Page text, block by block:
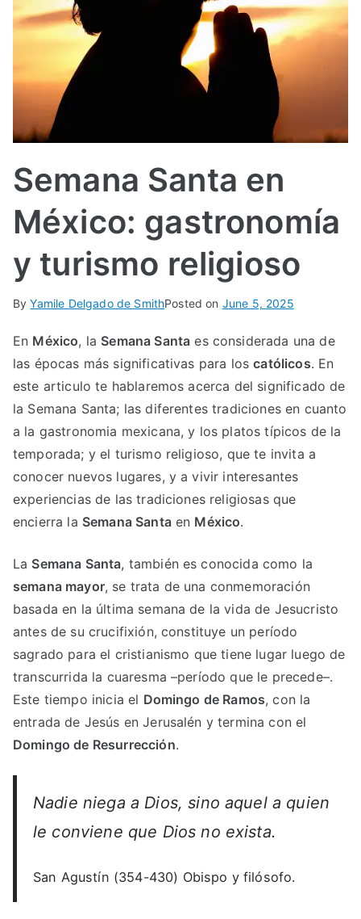
IN
TE
G
R
L
Semana Santa en
México: gastronomía
y turismo religioso
ByYamile Delgado de SmithPosted on June 5, 2025
En México, la Semana Santa es considerada una de
las épocas más significativas para loscatólicos. En
este articulo te hablaremos acerca del significado de
la Semana Santa; las diferentes tradiciones en cuanto
a la gastronomia mexicana, y los platos típicos de la
temporada; y el turismo religioso, que te invita a
conocer nuevos lugares, y a vivir interesantes
experiencias de las tradiciones religiosas que
encierra la Semana Santaen México.
La Semana Santa, también es conocida como la
semana mayor, se trata de una conmemoración
basada en la última semana de la vida de Jesucristo
antes de su crucifixión, constituye un período
sagrado para el cristianismo que tiene lugar luego de
transcurrida la cuaresma –período que le precede–.
Este tiempo inicia el Domingo de Ramos, con la
entrada de Jesús en Jerusalén y termina con el
Domingo de Resurrección.
Nadie niega a Dios, sino aquel a quien
le conviene que Dios no exista.
San Agustín (354-430) Obispo y filósofo.